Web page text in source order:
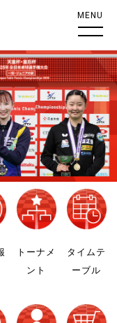
MENU
トーナメ
ント
タイムテ
ーブル